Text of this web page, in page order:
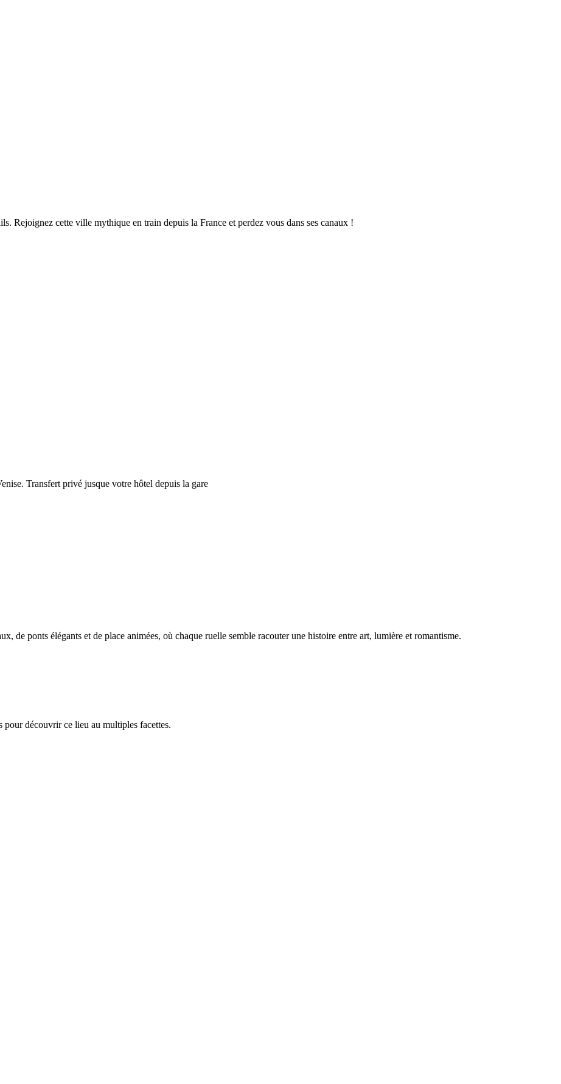
Rejoignez cette ville mythique en train depuis la France et perdez vous dans ses canaux !
Transfert privé jusque votre hôtel depuis la gare
de ponts élégants et de place animées, où chaque ruelle semble racouter une histoire entre art, lumière et romantisme.
pour découvrir ce lieu au multiples facettes.